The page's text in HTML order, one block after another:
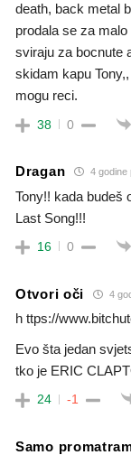
death, back metal
prodala se za
sviraju za bocnute
skidam kapu
mogu reci.
38 0
Dragan 4 godine
Tony!! kada budeš
Last Song!!!
16 0
Otvori oči 4
h ttps://
Evo šta jedan
tko je ERIC
24 -1
Samo